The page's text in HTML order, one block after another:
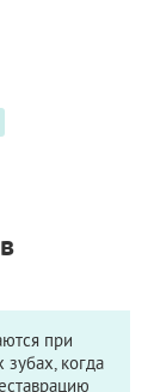
при
когда